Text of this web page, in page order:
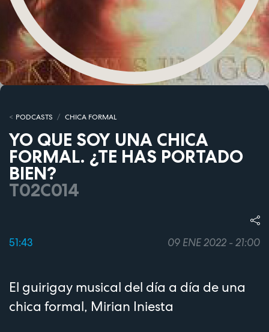
PODCASTS CHICA FORMAL
YO QUE SOY UNA CHICA
FORMAL. ¿TE HAS PORTADO
BIEN?
T02C014
51:43 09 ENE 2022 - 21:00
El guirigay musical del día a día de una
chica formal, Mirian Iniesta